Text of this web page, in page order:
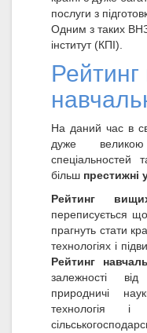
послуги з
Одним з таких ВНЗ
інститут (КПІ).
На даний час в
дуже великою
спеціальностей
більш престижні
Рейтинг
переписується
прагнуть стати
технологіях і
Рейтинг
залежності
природничі
технологія